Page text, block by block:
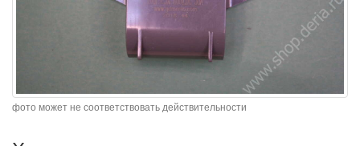
фото может не соответствовать действительности